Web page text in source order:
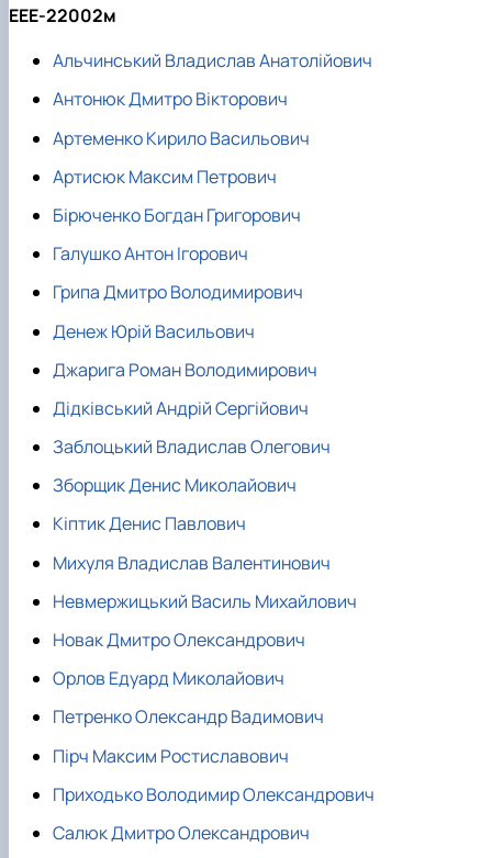
ЕЕЕ-22002м
Альчинський Владислав Анатолійович
Антонюк Дмитро Вікторович
Артеменко Кирило Васильович
Артисюк Максим Петрович
Бірюченко Богдан Григорович
Галушко Антон Ігорович
Грипа Дмитро Володимирович
Денеж Юрій Васильович
Джарига Роман Володимирович
Дідківський Андрій Сергійович
Заблоцький Владислав Олегович
Зборщик Денис Миколайович
Кіптик Денис Павлович
Михуля Владислав Валентинович
Невмержицький Василь Михайлович
Новак Дмитро Олександрович
Орлов Едуард Миколайович
Петренко Олександр Вадимович
Пірч Максим Ростиславович
Приходько Володимир Олександрович
Салюк Дмитро Олександрович